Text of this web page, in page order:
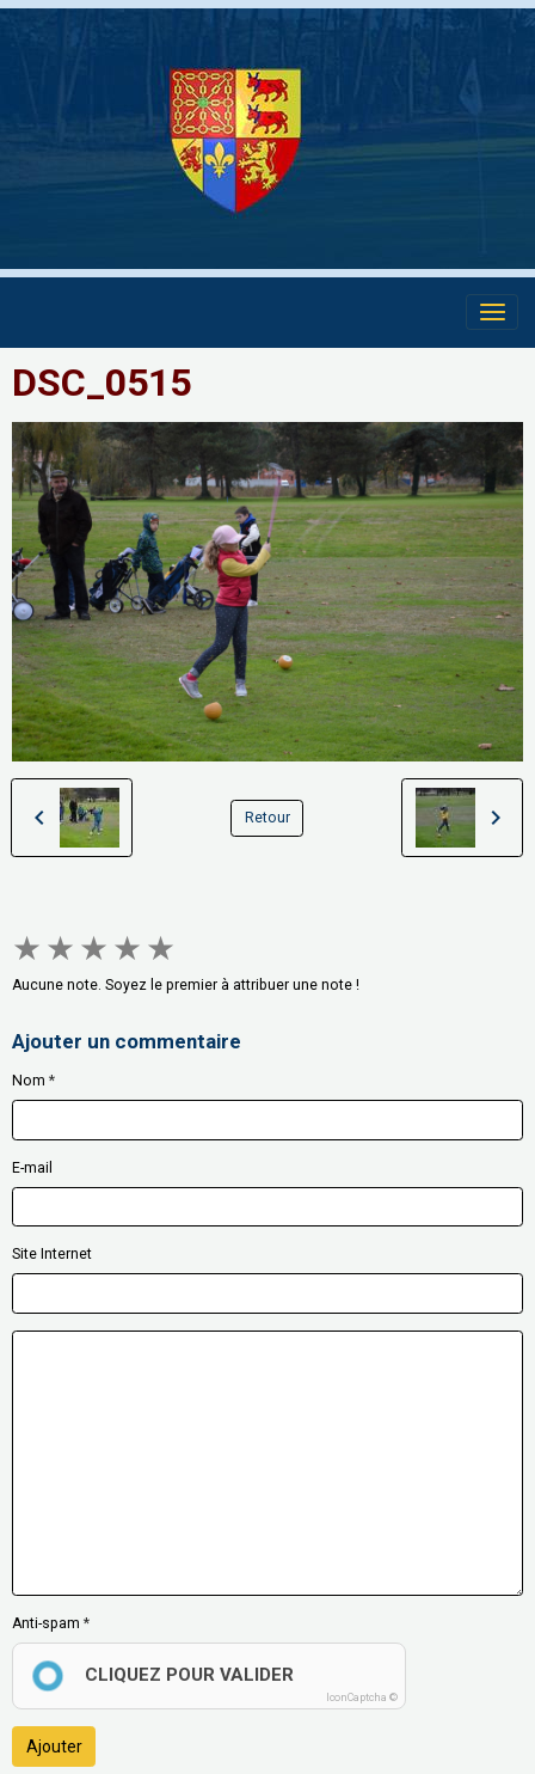
DSC_0515
Retour
★ ★ ★ ★ ★
Aucune note. Soyez le premier à attribuer une note !
Ajouter un commentaire
Nom
E-mail
Site Internet
Anti-spam
CLIQUEZ POUR VALIDER
IconCaptcha ©
Ajouter